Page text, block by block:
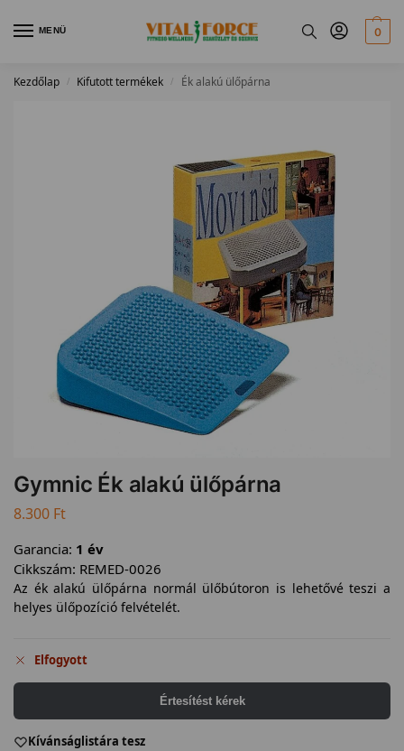
MENÜ 0
Kezdőlap / Kifutott termékek / Ék alakú ülőpárna
Gymnic Ék alakú ülőpárna
8.300 Ft
Garancia: 1 év
Cikkszám: REMED-0026
Az ék alakú ülőpárna normál ülőbútoron is lehetővé teszi a
helyes ülőpozíció felvételét.
Elfogyott
Értesítést kérek
Kívánságlistára tesz